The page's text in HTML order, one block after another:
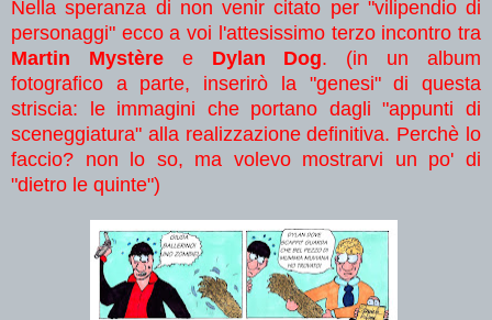
Nella speranza di non venir citato per "vilipendio di
personaggi" ecco a voi l'attesissimo terzo incontro tra
Martin Mystèree Dylan Dog. (in un album
fotografico a parte, inserirò la "genesi" di questa
striscia: le immagini che portano dagli "appunti di
sceneggiatura" alla realizzazione definitiva. Perchè lo
faccio? non lo so, ma volevo mostrarvi un po' di
"dietro le quinte")